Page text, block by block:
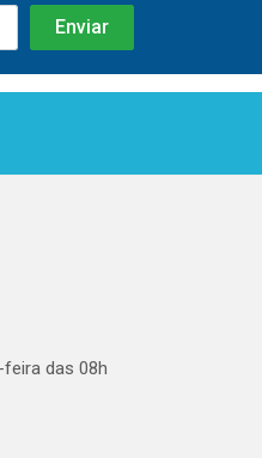
das 08h